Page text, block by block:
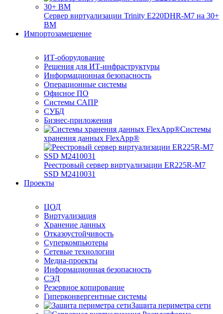
Сервер виртуализации Trinity E220DHR-M7 на 30+
ВМ
Импортозамещение
ИТ-оборудование
Решения для ИТ-инфраструктуры
Информационная безопасность
Операционные системы
Офисное ПО
Системы САПР
СУБД
Бизнес-приложения
Системы
хранения данных FlexApp®
Реестровый сервер виртуализации ER225R-M7
SSD М2410031
Проекты
ЦОД
Виртуализация
Хранение данных
Отказоустойчивость
Суперкомпьютеры
Сетевые технологии
Медиа-проекты
Информационная безопасность
СЭД
Резервное копирование
Гиперконвергентные системы
Защита периметра сети